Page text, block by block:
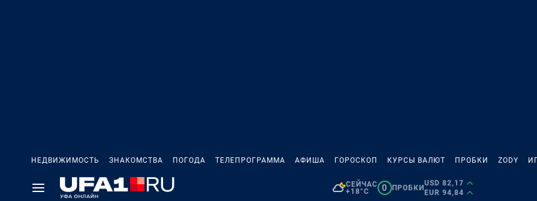
НЕДВИЖИМОСТЬ ЗНАКОМСТВА ПОГОДА ТЕЛЕПРОГРАММА АФИША ГОРОСКОП КУРСЫ ВАЛЮТ ПРОБКИ ZODY
СЕЙЧАС
+18°C
0 ПРОБКИ
USD 82,17
EUR 94,84